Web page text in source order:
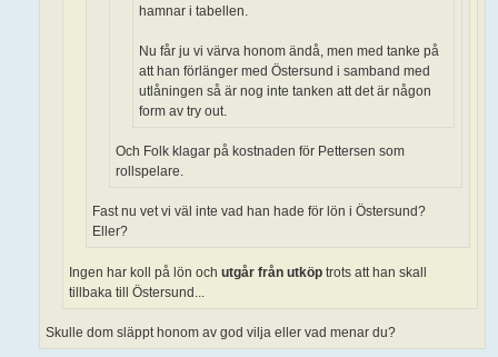
hamnar i tabellen.
Nu får ju vi värva honom ändå, men med tanke på
att han förlänger med Östersund i samband med
utlåningen så är nog inte tanken att det är någon
form av try out.
Och Folk klagar på kostnaden för Pettersen som
rollspelare.
Fast nu vet vi väl inte vad han hade för lön i Östersund?
Eller?
Ingen har koll på lön och utgår från utköp trots att han skall
tillbaka till Östersund...
Skulle dom släppt honom av god vilja eller vad menar du?